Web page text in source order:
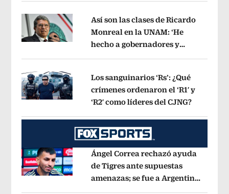
Opens in new window
Así son las clases de Ricardo
Monreal en la UNAM: ‘He
hecho a gobernadores y
Opens in new window
Los sanguinarios ‘Rs’: ¿Qué
crímenes ordenaron el ‘R1′ y
‘R2′ como líderes del CJNG?Opens in
Opens in new window
Ángel Correa rechazó ayuda
de Tigres ante supuestas
amenazas; se fue a Argentina